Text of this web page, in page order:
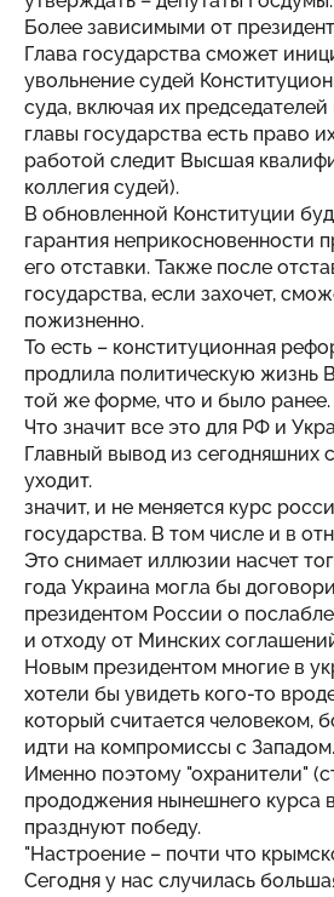
Более зависимыми от
Глава государства сможет
увольнение судей
суда, включая их
главы государства есть право
работой следит Высшая
коллегия судей).
В обновленной Конституции
гарантия неприкосновенности
его отставки. Также после
государства, если захочет,
пожизненно.
То есть – конституционная
продлила политическую жизнь
той же форме, что и было ранее.
Что значит все это для РФ и
Главный вывод из сегодняшних
уходит.
значит, и не меняется курс
государства. В том числе и в
Это снимает иллюзии насчет
года Украина могла бы
президентом России о
и отходу от Минских
Новым президентом многие в
хотели бы увидеть кого-то
который считается человеком,
идти на компромиссы с Западом.
Именно поэтому "охранители"
прододжения нынешнего курса
празднуют победу.
"Настроение – почти что
Сегодня у нас случилась